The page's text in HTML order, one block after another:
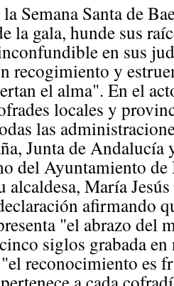
Semana Santa de
la gala, hunde sus
en sus
recogimiento y
el alma". En el
locales y
las
Junta de
del Ayuntamiento de
alcaldesa, María
afirmando
"el abrazo del
siglos grabada
reconocimiento es